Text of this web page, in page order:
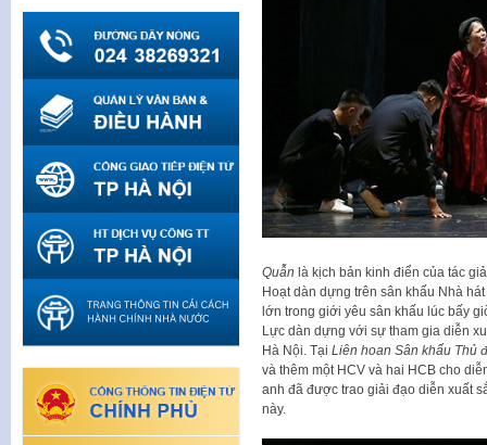
Quẫn là kịch bản kinh điển của tác
Hoạt dàn dựng trên sân khấu Nhà
lớn trong giới yêu sân khấu lúc bấy
Lực dàn dựng với sự tham gia diễn
Hà Nội. Tại Liên hoan Sân khấu Thủ
và thêm một HCV và hai HCB cho
anh đã được trao giải đạo diễn xuất
này.